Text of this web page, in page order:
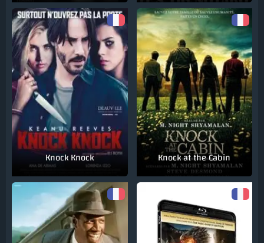
Knock Knock Knock at the Cabin